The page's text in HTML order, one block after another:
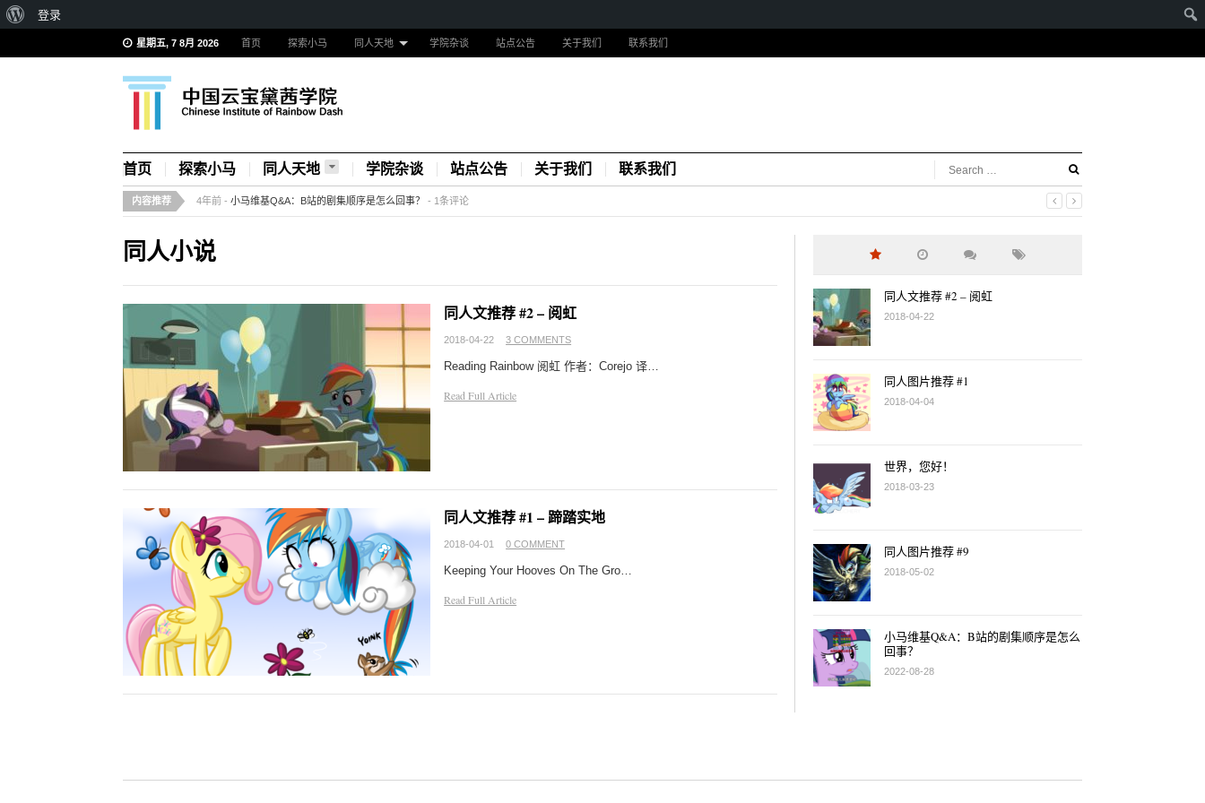
星期五, 7 8月 2026 首页 探索小马 同人天地 学院杂谈 站点公告 关于我们 联系我们
首页 探索小马 同人天地 学院杂谈 站点公告 关于我们 联系我们
内容推荐 4年前 - 小马维基Q&A：B站的剧集顺序是怎么回事？ - 1条评论
同人小说
同人文推荐 #2 – 阅虹
2018-04-22 3 COMMENTS
Reading Rainbow 阅虹 作者：Corejo 译…
Read Full Article
同人文推荐 #1 – 蹄踏实地
2018-04-01 0 COMMENT
Keeping Your Hooves On The Gro…
Read Full Article
同人文推荐 #2 – 阅虹
2018-04-22
同人图片推荐 #1
2018-04-04
世界，您好！
2018-03-23
同人图片推荐 #9
2018-05-02
小马维基Q&A：B站的剧集顺序是怎么
回事？
2022-08-28
登录